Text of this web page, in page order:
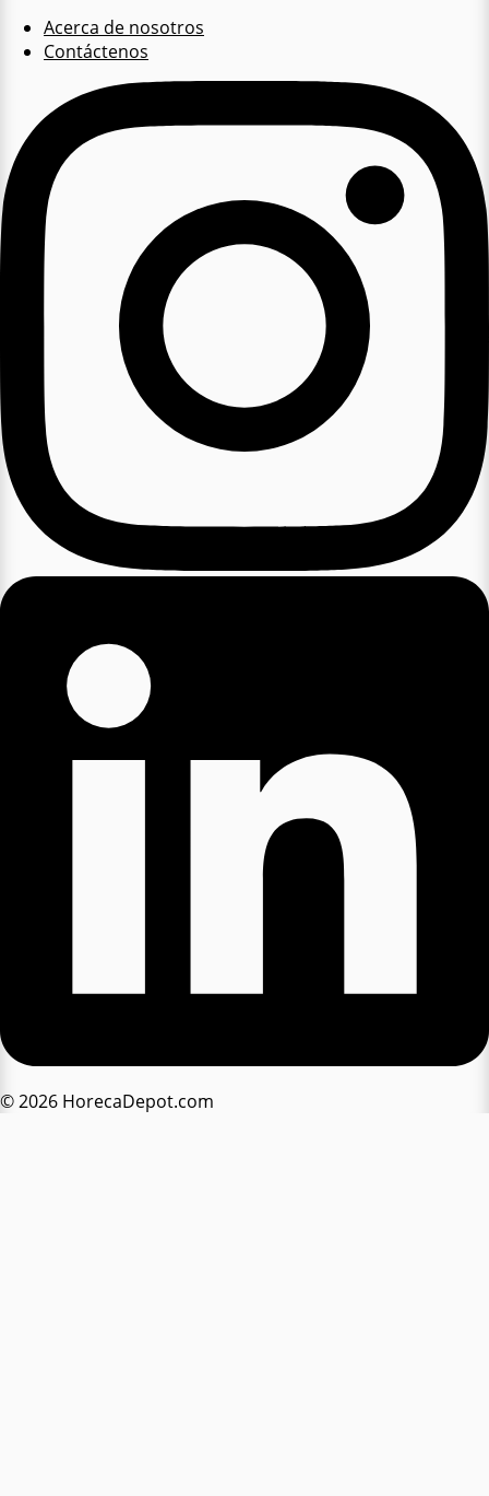
Acerca de nosotros
Contáctenos
© 2026 HorecaDepot.com